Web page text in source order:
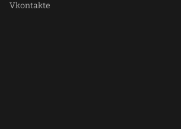
Vkontakte